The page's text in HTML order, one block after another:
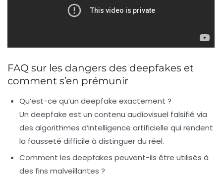
FAQ sur les dangers des deepfakes et
comment s’en prémunir
Qu’est-ce qu’un deepfake exactement ?
Un deepfake est un contenu audiovisuel falsifié via
des algorithmes d’intelligence artificielle qui rendent
la fausseté difficile à distinguer du réel.
Comment les deepfakes peuvent-ils être utilisés à
des fins malveillantes ?